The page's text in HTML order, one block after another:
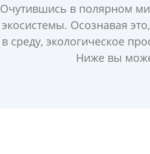
Очутившись в полярном
экосистемы. Осознавая
в среду, экологическое
Ниже вы